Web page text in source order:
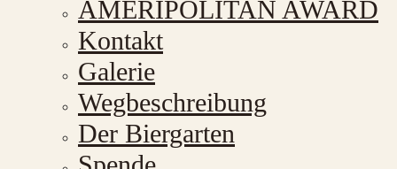
AMERIPOLITAN AWARD
Kontakt
Galerie
Wegbeschreibung
Der Biergarten